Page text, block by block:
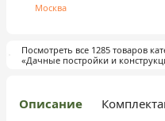
Москва
Посмотреть все 1285 товаров
«Дачные постройки и
Описание